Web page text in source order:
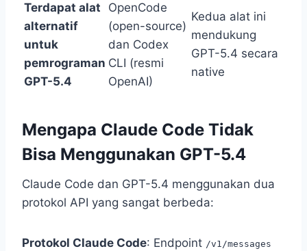
Terdapat alat
alternatif
untuk
pemrograman
GPT-5.4
OpenCode
(open-source)
dan Codex
CLI (resmi
OpenAI)
Kedua alat ini
mendukung
GPT-5.4 secara
native
Mengapa Claude Code Tidak
Bisa Menggunakan GPT-5.4
Claude Code dan GPT-5.4 menggunakan dua
protokol API yang sangat berbeda:
Protokol Claude Code: Endpoint /v1/messages